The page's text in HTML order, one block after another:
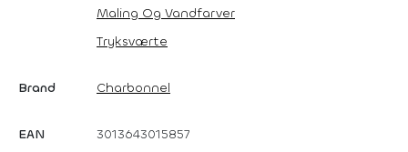
Maling Og Vandfarver
Tryksværte
Brand Charbonnel
EAN 3013643015857